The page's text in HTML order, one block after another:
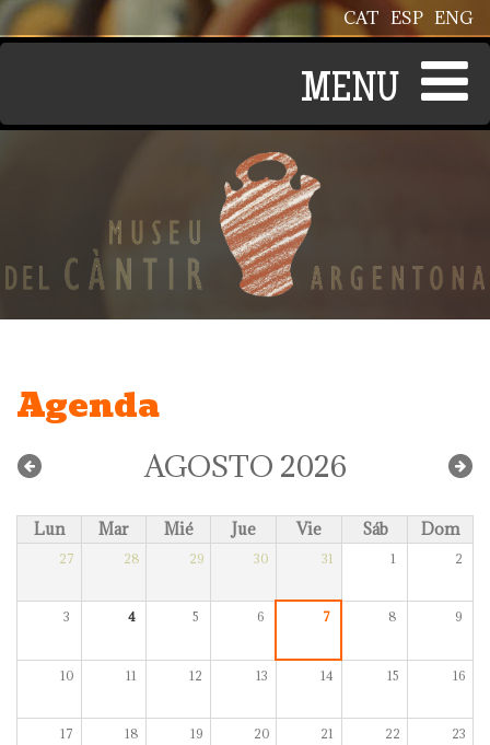
Pasar al contenido principal ENG
ESP
CAT
Agenda
AGOSTO 2026
Lun Mar Mié Jue Vie Sáb Dom
27 28 29 30 31 1 2
3 4 5 6 7 8 9
10 11 12 13 14 15 16
17 18 19 20 21 22 23